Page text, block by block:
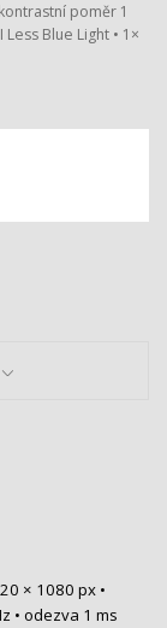
poměr 1
Blue Light • 1×
× 1080 px •
• odezva 1 ms